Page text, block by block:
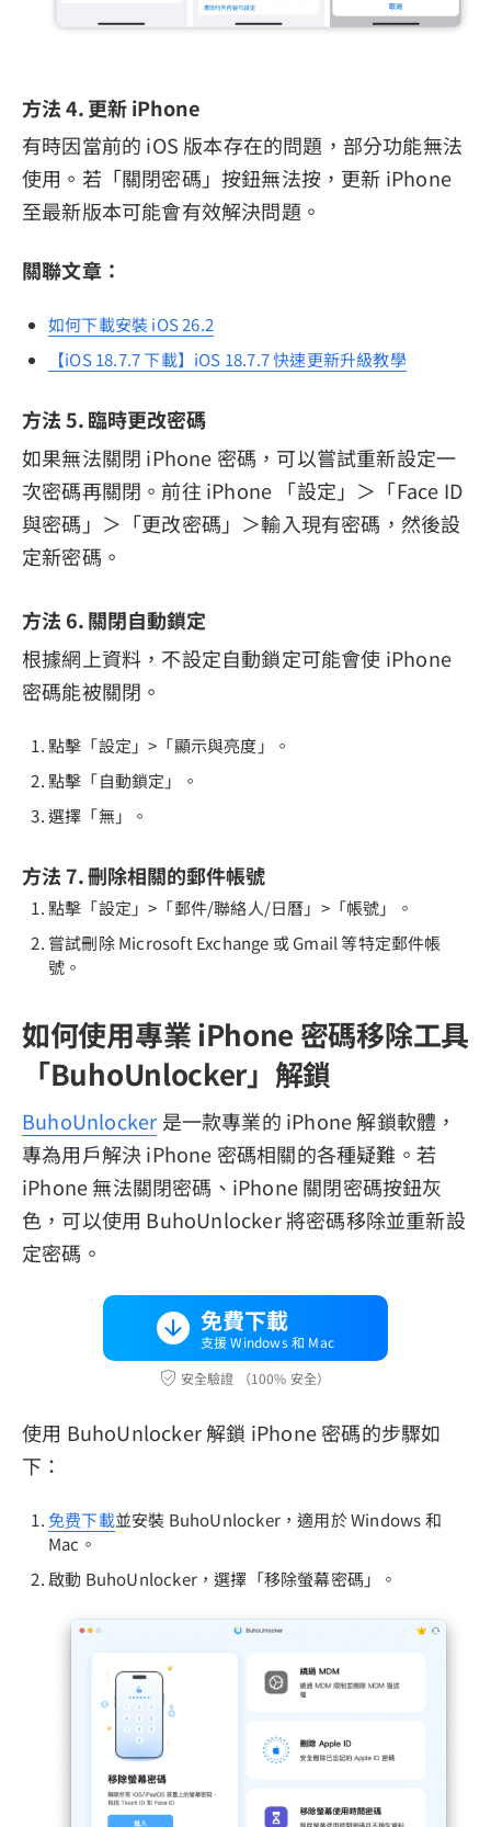
方法 4. 更新 iPhone
有時因當前的 iOS 版本存在的問題，部分功能無法
使用。若「關閉密碼」按鈕無法按，更新 iPhone
至最新版本可能會有效解決問題。
關聯文章：
如何下載安裝 iOS 26.2
【iOS 18.7.7 下載】iOS 18.7.7 快速更新升級教學
方法 5. 臨時更改密碼
如果無法關閉 iPhone 密碼，可以嘗試重新設定一
次密碼再關閉。前往 iPhone 「設定」＞「Face ID
與密碼」＞「更改密碼」＞輸入現有密碼，然後設
定新密碼。
方法 6. 關閉自動鎖定
根據網上資料，不設定自動鎖定可能會使 iPhone
密碼能被關閉。
點擊「設定」>「顯示與亮度」。
點擊「自動鎖定」。
選擇「無」。
方法 7. 刪除相關的郵件帳號
點擊「設定」>「郵件/聯絡人/日曆」>「帳號」。
嘗試刪除 Microsoft Exchange 或 Gmail 等特定郵件帳
號。
如何使用專業 iPhone 密碼移除工具
「BuhoUnlocker」解鎖
BuhoUnlocker 是一款專業的 iPhone 解鎖軟體，
專為用戶解決 iPhone 密碼相關的各種疑難。若
iPhone 無法關閉密碼、iPhone 關閉密碼按鈕灰
色，可以使用 BuhoUnlocker 將密碼移除並重新設
定密碼。
免費下載
支援 Windows 和 Mac
安全驗證 （100% 安全）
使用 BuhoUnlocker 解鎖 iPhone 密碼的步驟如
下：
免费下載並安裝 BuhoUnlocker，適用於 Windows 和
Mac。
啟動 BuhoUnlocker，選擇「移除螢幕密碼」。